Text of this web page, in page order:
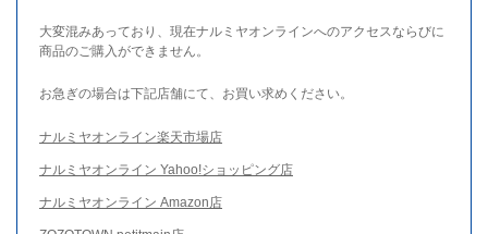
大変混みあっており、現在ナルミヤオンラインへのアクセスならびに
商品のご購入ができません。
お急ぎの場合は下記店舗にて、お買い求めください。
ナルミヤオンライン楽天市場店
ナルミヤオンライン Yahoo!ショッピング店
ナルミヤオンライン Amazon店